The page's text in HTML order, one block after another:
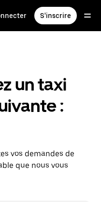
S'inscrire
un taxi
:
vos demandes de
que nous vous
de taxi. Si tel